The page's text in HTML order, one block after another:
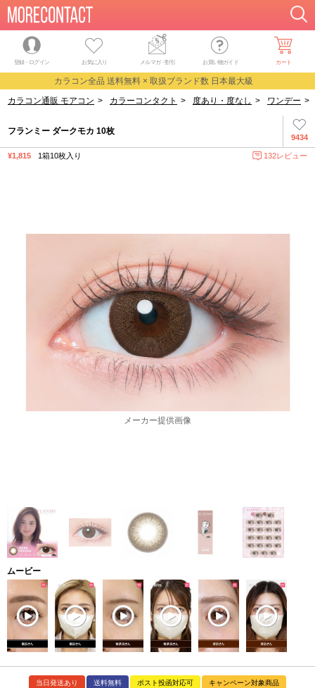
登録・ログイン お気に入り メルマガ・割引 お買い物ガイド カート
カラコン全品 送料無料 × 取扱ブランド数 日本最大級
カラコン通販 モアコン > カラーコンタクト > 度あり・度なし > ワンデー >
9434
フランミー ダークモカ 10枚
¥1,815 1箱10枚入り 132レビュー
ムービー
当日発送あり 送料無料 ポスト投函対応可 キャンペーン対象商品